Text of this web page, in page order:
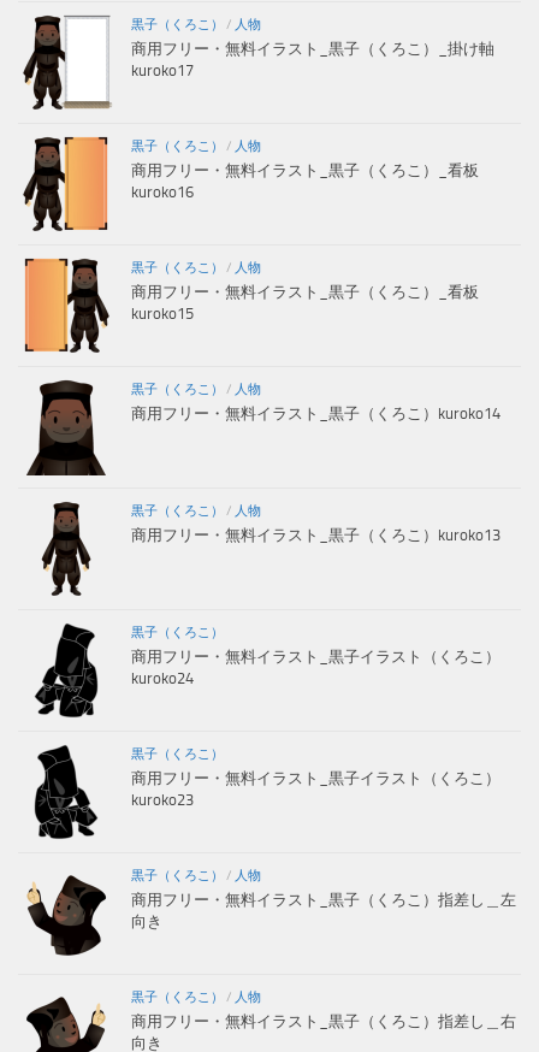
黒子（くろこ） / 人物
商用フリー・無料イラスト_黒子（くろこ）_掛け軸
kuroko17
黒子（くろこ） / 人物
商用フリー・無料イラスト_黒子（くろこ）_看板
kuroko16
黒子（くろこ） / 人物
商用フリー・無料イラスト_黒子（くろこ）_看板
kuroko15
黒子（くろこ） / 人物
商用フリー・無料イラスト_黒子（くろこ）kuroko14
黒子（くろこ） / 人物
商用フリー・無料イラスト_黒子（くろこ）kuroko13
黒子（くろこ）
商用フリー・無料イラスト_黒子イラスト（くろこ）
kuroko24
黒子（くろこ）
商用フリー・無料イラスト_黒子イラスト（くろこ）
kuroko23
黒子（くろこ） / 人物
商用フリー・無料イラスト_黒子（くろこ）指差し＿左
向き
黒子（くろこ） / 人物
商用フリー・無料イラスト_黒子（くろこ）指差し＿右
向き